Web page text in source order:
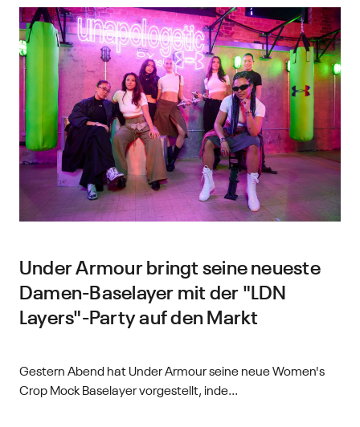
Under Armour bringt seine neueste
Damen-Baselayer mit der "LDN
Layers"-Party auf den Markt
Gestern Abend hat Under Armour seine neue Women's
Crop Mock Baselayer vorgestellt, inde...